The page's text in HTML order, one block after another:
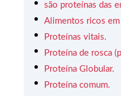
são proteínas das
Alimentos ricos
Proteínas vitais.
Proteína de rosca
Proteína Globular.
Proteína comum.